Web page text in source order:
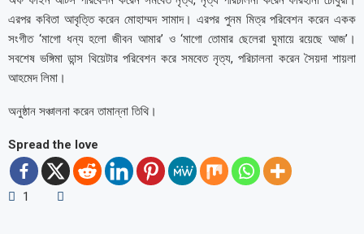
এরপর কবিতা আবৃত্তি করেন মোহাম্মদ সামাদ। এরপর পুনম মিত্র পরিবেশন করেন একক
সংগীত ‘মাগো ধন্য হলো জীবন আমার’ ও ‘মাগো তোমার ছেলেরা ঘুমায়ে রয়েছে আজ’।
সবশেষ ভঙ্গিমা ডান্স থিয়েটার পরিবেশন করে সমবেত নৃত্য, পরিচালনা করেন সৈয়দা শায়লা
আহমেদ লিমা।
অনুষ্ঠান সঞ্চালনা করেন তামান্না তিথি।
Spread the love
1